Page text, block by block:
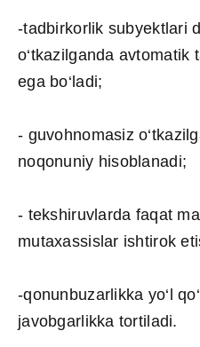
-tadbirkorlik subyektlari
o‘tkazilganda avtomatik
ega bo‘ladi;
- guvohnomasiz
noqonuniy hisoblanadi;
- tekshiruvlarda faqat
mutaxassislar ishtirok
-qonunbuzarlikka yo‘l
javobgarlikka tortiladi.